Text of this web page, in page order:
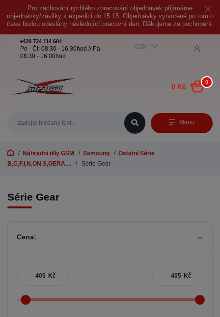
Pro zachování rychlého zpracování objednávek přijímáme
objednávky/zásilky k expedici do 15:15. Objednávky vytvořené po tomto
čase budou odeslány následující pracovní den. Děkujeme za pochopení.
Menu
CZK
+420 724 114 604
Po - Čt: 08:30 - 16:30hod // Pá
08:30 - 16:00hod
0
0 Kč
Náhradní díly GSM Samsung
Ostatní Série
B,C,F,I,N,ON,S,GERA....
Série Gear
Série Gear
Cena:
Kč Kč